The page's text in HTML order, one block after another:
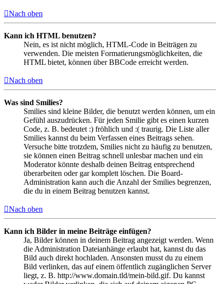
Nach oben
Kann ich HTML benutzen?
Nein, es ist nicht möglich, HTML-Code in Beiträgen zu
verwenden. Die meisten Formatierungsmöglichkeiten, die
HTML bietet, können über BBCode erreicht werden.
Nach oben
Was sind Smilies?
Smilies sind kleine Bilder, die benutzt werden können, um ein
Gefühl auszudrücken. Für jeden Smilie gibt es einen kurzen
Code, z. B. bedeutet :) fröhlich und :( traurig. Die Liste aller
Smilies kannst du beim Verfassen eines Beitrags sehen.
Versuche bitte trotzdem, Smilies nicht zu häufig zu benutzen,
sie können einen Beitrag schnell unlesbar machen und ein
Moderator könnte deshalb deinen Beitrag entsprechend
überarbeiten oder gar komplett löschen. Die Board-
Administration kann auch die Anzahl der Smilies begrenzen,
die du in einem Beitrag benutzen kannst.
Nach oben
Kann ich Bilder in meine Beiträge einfügen?
Ja, Bilder können in deinem Beitrag angezeigt werden. Wenn
die Administration Dateianhänge erlaubt hat, kannst du das
Bild auch direkt hochladen. Ansonsten musst du zu einem
Bild verlinken, das auf einem öffentlich zugänglichen Server
liegt, z. B. http://www.domain.tld/mein-bild.gif. Du kannst